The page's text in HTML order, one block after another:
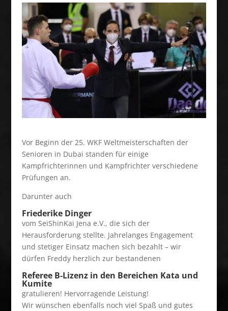
Vor Beginn der 25. WKF Weltmeisterschaften der
Senioren in Dubai standen für einige
Kampfrichterinnen und Kampfrichter verschiedene
Prüfungen an.
Darunter auch
Friederike Dinger
vom SeiShinKai Jena e.V., die sich der
Herausforderung stellte. Jahrelanges Engagement
und stetiger Einsatz machen sich bezahlt – wir
dürfen Freddy herzlich zur bestandenen
Referee B-Lizenz in den Bereichen Kata und
Kumite
gratulieren! Hervorragende Leistung!
Wir wünschen ebenfalls noch viel Spaß und gutes